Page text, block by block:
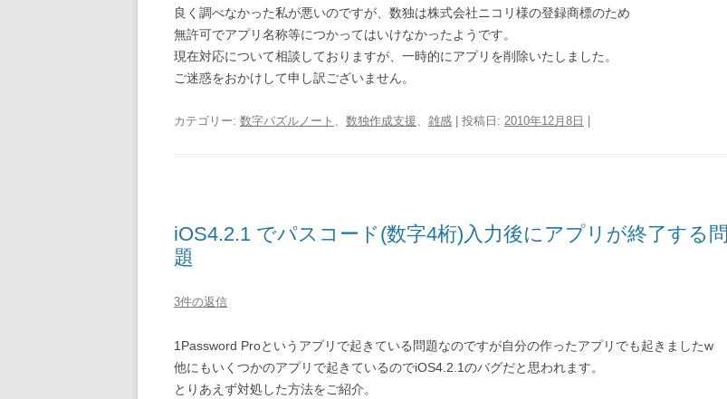
良く調べなかった私が悪いのですが、数独は株式会社ニコリ様の登録商標のため
無許可でアプリ名称等につかってはいけなかったようです。
現在対応について相談しておりますが、一時的にアプリを削除いたしました。
ご迷惑をおかけして申し訳ございません。
カテゴリー: 数字パズルノート 、 数独作成支援、 雑感 | 投稿日: 2010年12月8日
iOS4.2.1 でパスコード(数字4桁)入力後にアプリが終了する問
題
3件の返信
1Password Proというアプリで起きている問題なのですが自分の作ったアプリでも起きましたw
他にもいくつかのアプリで起きているのでiOS4.2.1のバグだと思われます。
とりあえず対処した方法をご紹介。